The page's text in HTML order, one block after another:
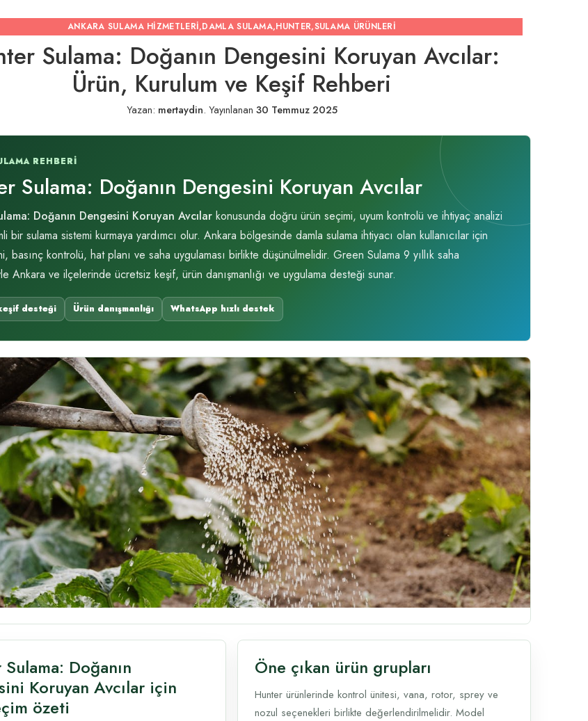
ANKARA SULAMA HIZMETLERI,DAMLA SULAMA,HUNTER,SULAMA ÜRÜNLERI
Sulama: Doğanın Dengesini Koruyan Avcılar:
Ürün, Kurulum ve Keşif Rehberi
Yazan: mertaydin. Yayınlanan 30 Temmuz 2025
REHBERI
Sulama: Doğanın Dengesini Koruyan Avcılar
Doğanın Dengesini Koruyan Avcılar konusunda doğru ürün seçimi, uyum kontrolü ve ihtiyaç analizi
bir sulama sistemi kurmaya yardımcı olur. Ankara bölgesinde damla sulama ihtiyacı olan kullanıcılar için
basınç kontrolü, hat planı ve saha uygulaması birlikte düşünülmelidir. Green Sulama 9 yıllık saha
Ankara ve ilçelerinde ücretsiz keşif, ürün danışmanlığı ve uygulama desteği sunar.
desteği Ürün danışmanlığı WhatsApp hızlı destek
Doğanın
Koruyan Avcılar için
özeti
Öne çıkan ürün grupları
Hunter ürünlerinde kontrol ünitesi, vana, rotor, sprey ve
nozul seçenekleri birlikte değerlendirilmelidir. Model